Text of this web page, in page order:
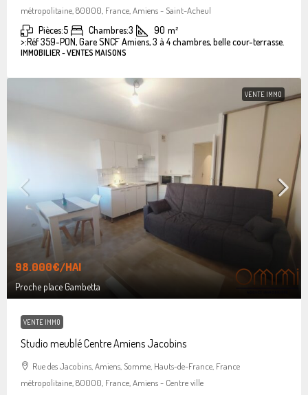
métropolitaine, 80000, France, Amiens - Saint-Acheul
Pièces:5 Chambres:3 90 m²
>:Réf 359-PON, Gare SNCF Amiens, 3 à 4 chambres, belle cour-terrasse.
IMMOBILIER - VENTES MAISONS
VENTE IMMO
98.000€/HAI
Proche place Gambetta
VENTE IMMO
Studio meublé Centre Amiens Jacobins
Rue des Jacobins, Amiens, Somme, Hauts-de-France, France
métropolitaine, 80000, France, Amiens - Centre ville